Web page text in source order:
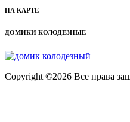
НА КАРТЕ
ДОМИКИ КОЛОДЕЗНЫЕ
Copyright ©2026 Все права